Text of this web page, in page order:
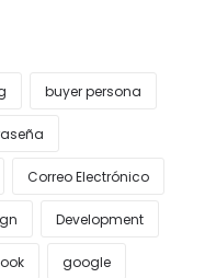
buyer persona
Correo Electrónico
Development
google